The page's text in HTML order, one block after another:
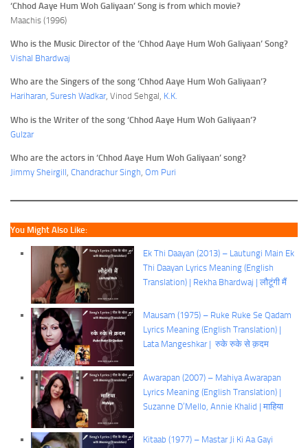
‘Chhod Aaye Hum Woh Galiyaan’ Song is from which movie?
Maachis (1996)
Who is the Music Director of the ‘Chhod Aaye Hum Woh Galiyaan’ Song?
Vishal Bhardwaj
Who are the Singers of the song ‘Chhod Aaye Hum Woh Galiyaan’?
Hariharan, Suresh Wadkar, Vinod Sehgal, K.K.
Who is the Writer of the song ‘Chhod Aaye Hum Woh Galiyaan’?
Gulzar
Who are the actors in ‘Chhod Aaye Hum Woh Galiyaan’ song?
Jimmy Sheirgill Chandrachur Singh Om Puri
You Might Also Like:
Ek Thi Daayan (2013) – Lautungi Main Ek
Thi Daayan Lyrics Meaning (English
Translation) | Rekha Bhardwaj | लौटूंगी मैं
Mausam (1975) – Ruke Ruke Se Qadam
Lyrics Meaning (English Translation) |
Lata Mangeshkar | रुके रुके से क़दम
Awarapan (2007) – Mahiya Awarapan
Lyrics Meaning (English Translation) |
Suzanne D’Mello, Annie Khalid | माहिया
Kitaab (1977) – Mastar Ji Ki Aa Gayi